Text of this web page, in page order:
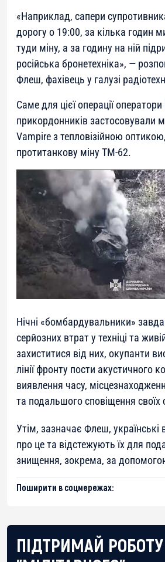
«Наприклад, сапери
дорогу о 19:00, за кілька годин
туди міну, а за годину на ній
російська бронетехніка», —
Флеш, фахівець у галузі
Саме для цієї операції
прикордонників застосовували
Vampire з тепловізійною
протитанкову міну ТМ-62.
Нічні «бомбардувальники»
серйозних втрат у техніці та
захиститися від них, окупанти
лінії фронту пости акустичного
виявлення часу,
та подальшого сповіщення своїх
Утім, зазначає Флеш, українські
про це та відстежують їх для
знищення, зокрема, за
Поширити в соцмережах:
ПІДТРИМАЙ РОБОТУ